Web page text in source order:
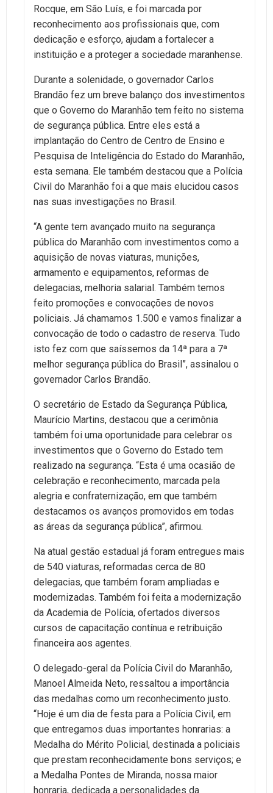
Rocque, em São Luís, e foi marcada por
reconhecimento aos profissionais que, com
dedicação e esforço, ajudam a fortalecer a
instituição e a proteger a sociedade maranhense.
Durante a solenidade, o governador Carlos
Brandão fez um breve balanço dos investimentos
que o Governo do Maranhão tem feito no sistema
de segurança pública. Entre eles está a
implantação do Centro de Centro de Ensino e
Pesquisa de Inteligência do Estado do Maranhão,
esta semana. Ele também destacou que a Polícia
Civil do Maranhão foi a que mais elucidou casos
nas suas investigações no Brasil.
“A gente tem avançado muito na segurança
pública do Maranhão com investimentos como a
aquisição de novas viaturas, munições,
armamento e equipamentos, reformas de
delegacias, melhoria salarial. Também temos
feito promoções e convocações de novos
policiais. Já chamamos 1.500 e vamos finalizar a
convocação de todo o cadastro de reserva. Tudo
isto fez com que saíssemos da 14ª para a 7ª
melhor segurança pública do Brasil”, assinalou o
governador Carlos Brandão.
O secretário de Estado da Segurança Pública,
Maurício Martins, destacou que a cerimônia
também foi uma oportunidade para celebrar os
investimentos que o Governo do Estado tem
realizado na segurança. “Esta é uma ocasião de
celebração e reconhecimento, marcada pela
alegria e confraternização, em que também
destacamos os avanços promovidos em todas
as áreas da segurança pública”, afirmou.
Na atual gestão estadual já foram entregues mais
de 540 viaturas, reformadas cerca de 80
delegacias, que também foram ampliadas e
modernizadas. Também foi feita a modernização
da Academia de Polícia, ofertados diversos
cursos de capacitação contínua e retribuição
financeira aos agentes.
O delegado-geral da Polícia Civil do Maranhão,
Manoel Almeida Neto, ressaltou a importância
das medalhas como um reconhecimento justo.
“Hoje é um dia de festa para a Polícia Civil, em
que entregamos duas importantes honrarias: a
Medalha do Mérito Policial, destinada a policiais
que prestam reconhecidamente bons serviços; e
a Medalha Pontes de Miranda, nossa maior
honraria, dedicada a personalidades da